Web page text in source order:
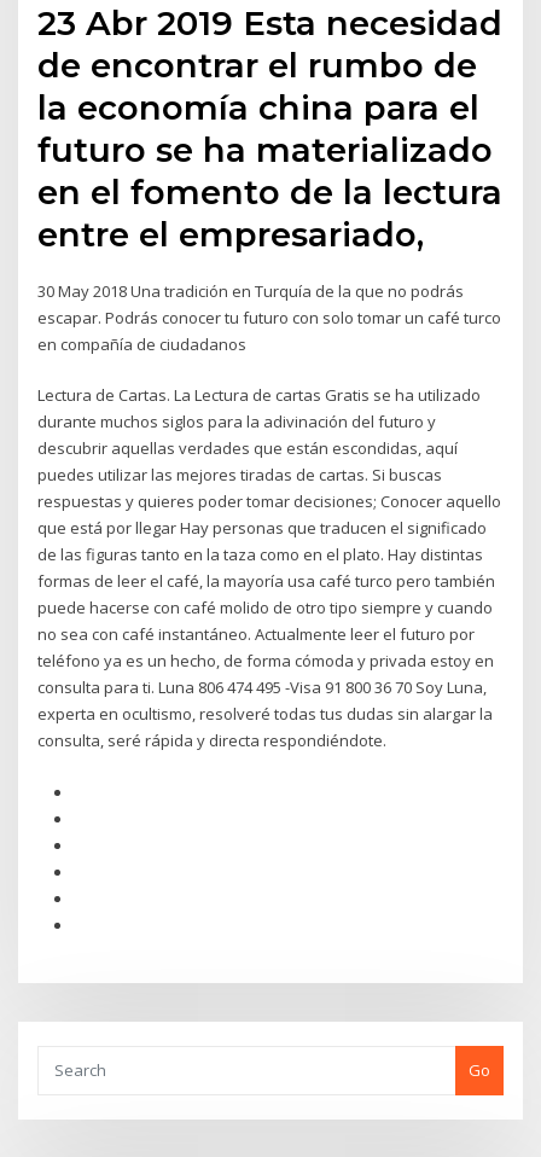
23 Abr 2019 Esta necesidad
de encontrar el rumbo de
la economía china para el
futuro se ha materializado
en el fomento de la lectura
entre el empresariado,
30 May 2018 Una tradición en Turquía de la que no podrás
escapar. Podrás conocer tu futuro con solo tomar un café turco
en compañía de ciudadanos
Lectura de Cartas. La Lectura de cartas Gratis se ha utilizado
durante muchos siglos para la adivinación del futuro y
descubrir aquellas verdades que están escondidas, aquí
puedes utilizar las mejores tiradas de cartas. Si buscas
respuestas y quieres poder tomar decisiones; Conocer aquello
que está por llegar Hay personas que traducen el significado
de las figuras tanto en la taza como en el plato. Hay distintas
formas de leer el café, la mayoría usa café turco pero también
puede hacerse con café molido de otro tipo siempre y cuando
no sea con café instantáneo. Actualmente leer el futuro por
teléfono ya es un hecho, de forma cómoda y privada estoy en
consulta para ti. Luna 806 474 495 -Visa 91 800 36 70 Soy Luna,
experta en ocultismo, resolveré todas tus dudas sin alargar la
consulta, seré rápida y directa respondiéndote.
Go